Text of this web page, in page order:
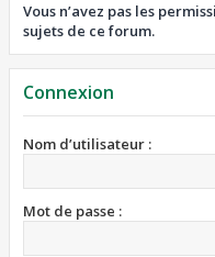
Vous n’avez pas les
sujets de ce forum.
Connexion
Nom d’utilisateur :
Mot de passe :